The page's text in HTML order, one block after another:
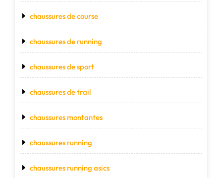
chaussures de course
chaussures de running
chaussures de sport
chaussures de trail
chaussures montantes
chaussures running
chaussures running asics